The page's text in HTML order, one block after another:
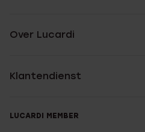
Over Lucardi
Klantendienst
LUCARDI MEMBER